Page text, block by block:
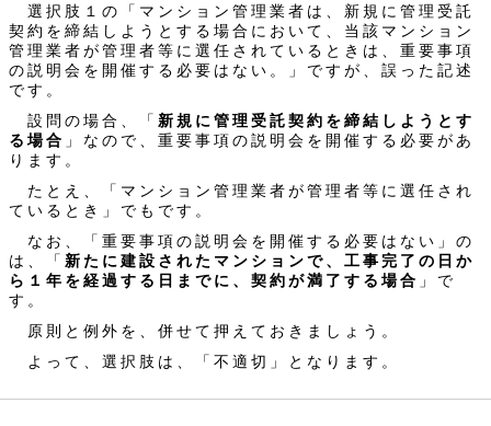
選択肢１の「マンション管理業者は、新規に管理受託
契約を締結しようとする場合において、当該マンション
管理業者が管理者等に選任されているときは、重要事項
の説明会を開催する必要はない。」ですが、誤った記述
です。
設問の場合、「 新規に管理受託契約を締結しようとす
る場合 」なので、重要事項の説明会を開催する必要があ
ります。
たとえ、「マンション管理業者が管理者等に選任され
ているとき」でもです。
なお、「重要事項の説明会を開催する必要はない」の
は、「 新たに建設されたマンションで、工事完了の日か
ら１年を経過する日までに、契約が満了する場合 」で
す。
原則と例外を、併せて押えておきましょう。
よって、選択肢は、「不適切」となります。